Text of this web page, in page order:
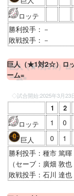
ロッテ
勝利投手：－
敗戦投手：－
巨人（★1対2☆）ロ
ーム=
◇試合開始:2025年3月23
1 2
ロッテ 1 0
巨人
0 1
勝利投手：種市 篤暉
（セーブ：廣畑 敦
敗戦投手：石川 達也